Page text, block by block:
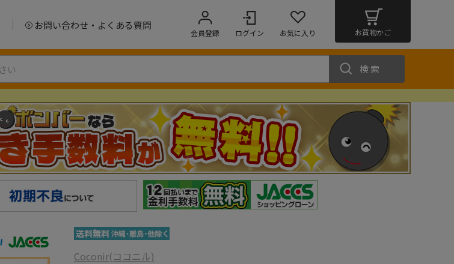
お問い合わせ・よくある質問
会員登録 ログイン お気に入り お買物かご
検索
Coconir(ココニル)